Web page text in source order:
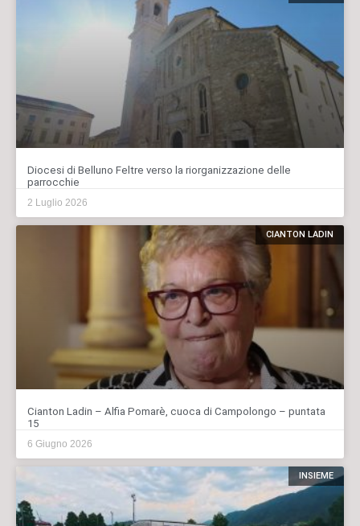
Diocesi di Belluno Feltre verso la riorganizzazione delle
parrocchie
2 Luglio 2026
CIANTON LADIN
Cianton Ladin – Alfia Pomarè, cuoca di Campolongo – puntata
15
6 Giugno 2026
INSIEME